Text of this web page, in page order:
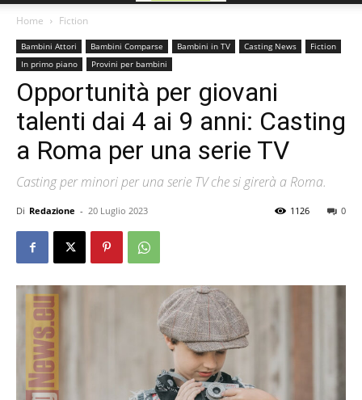
Home Fiction
Bambini Attori Bambini Comparse Bambini in TV Casting News
Fiction
In primo piano
Provini per bambini
Opportunità per giovani
talenti dai 4 ai 9 anni: Casting
a Roma per una serie TV
Casting per minori per una serie TV che si girerà a Roma.
Di Redazione - 20 Luglio 2023 0
1126